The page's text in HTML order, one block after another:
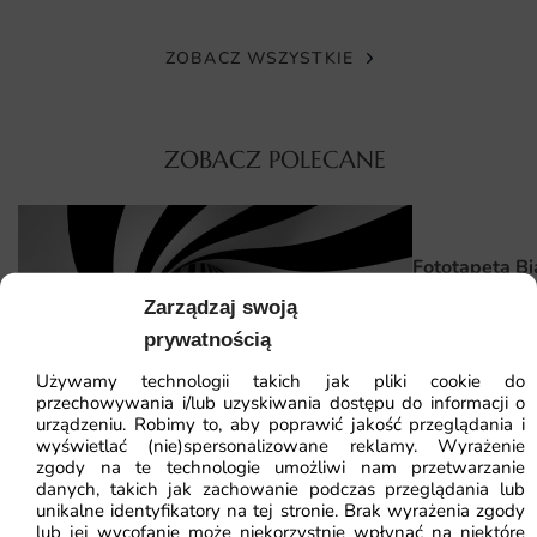
Zarządzaj swoją
prywatnością
Używamy technologii takich jak pliki cookie do
przechowywania i/lub uzyskiwania dostępu do informacji o
urządzeniu. Robimy to, aby poprawić jakość przeglądania i
wyświetlać (nie)spersonalizowane reklamy. Wyrażenie
zgody na te technologie umożliwi nam przetwarzanie
danych, takich jak zachowanie podczas przeglądania lub
unikalne identyfikatory na tej stronie. Brak wyrażenia zgody
lub jej wycofanie może niekorzystnie wpłynąć na niektóre
Wymiary na miarę i łatwy montaż
indywidualnych potrzeb klientów. Dzięki możliwości
zamówienia tapety na wymiar, każdy może stworzyć
unikalną aranżację, która idealnie wpasuje się w jego
przestrzeń. Montaż fototapety jest niezwykle prosty i
bez potrzeby angażowania specjalistów. Wystarczy
przygotować powierzchnię, a następnie zastosować
odpowiednie kleje i techniki aplikacji, aby cieszyć się
nowym wyglądem swojego pomieszczenia.
Dlaczego warto wybrać tę fototapetę
Nowoczesny design, który wprowadza harmonię do
ZOBACZ WSZYSTKIE
ZOBACZ POLECANE
Fototapeta Twister
Fototapeta
Najniższa cena